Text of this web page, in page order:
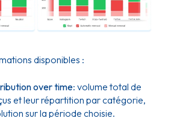
disponibles :
over time: volume total de
et leur répartition par catégorie,
sur la période choisie.